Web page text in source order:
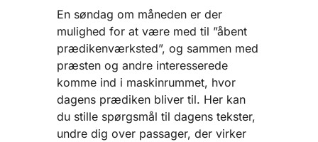
En søndag om måneden er der
mulighed for at være med til ”åbent
prædikenværksted”, og sammen med
præsten og andre interesserede
komme ind i maskinrummet, hvor
dagens prædiken bliver til. Her kan
du stille spørgsmål til dagens tekster,
undre dig over passager, der virker